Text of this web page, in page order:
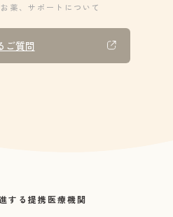
薬、サポートについて
ご質問
する提携医療機関